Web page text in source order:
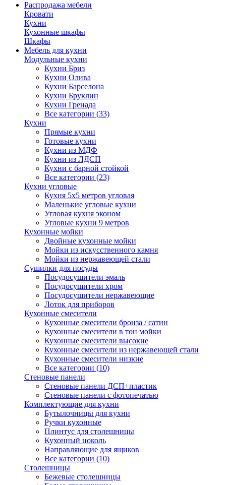
Распродажа мебели
Кровати
Кухни
Кухонные шкафы
Шкафы
Мебель для кухни
Модульные кухни
Кухни Бриз
Кухни Олива
Кухни Барселона
Кухни Бруклин
Кухни Гренада
Все категории (33)
Кухни
Прямые кухни
Готовые кухни
Кухни из МДФ
Кухни из ЛДСП
Кухни с барной стойкой
Все категории (23)
Кухни угловые
Кухня 5х5 метров угловая
Маленькие угловые кухни
Угловая кухня эконом
Угловые кухни 9 метров
Кухонные мойки
Двойные кухонные мойки
Мойки из искусственного камня
Мойки из нержавеющей стали
Сушилки для посуды
Посудосушители эмаль
Посудосушители хром
Посудосушители нержавеющие
Лоток для приборов
Кухонные смесители
Кухонные смесители бронза / сатин
Кухонные смесители в тон мойки
Кухонные смесители высокие
Кухонные смесители из нержавеющей стали
Кухонные смесители низкие
Все категории (10)
Стеновые панели
Стеновые панели ДСП+пластик
Стеновые панели с фотопечатью
Комплектующие для кухни
Бутылочницы для кухни
Ручки кухонные
Плинтус для столешницы
Кухонный цоколь
Направляющие для ящиков
Все категории (10)
Столешницы
Бежевые столешницы